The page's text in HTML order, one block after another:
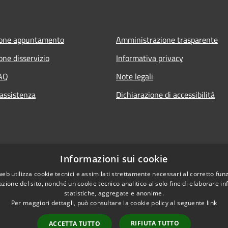
appuntamento
disservizio
Amministrazione trasparente
Informativa privacy
Note legali
Dichiarazione di accessibilità
Copyright © 2020 •
Informazioni sui cookie
utilizza cookie tecnici e assimilati strettamente necessari al corretto
del sito, nonché un cookie tecnico analitico al solo fine di elaborare
statistiche, aggregate e anonime.
Per maggiori dettagli, può consultare la cookie policy al seguente link
ACCETTA TUTTO RIFIUTA TUTTO